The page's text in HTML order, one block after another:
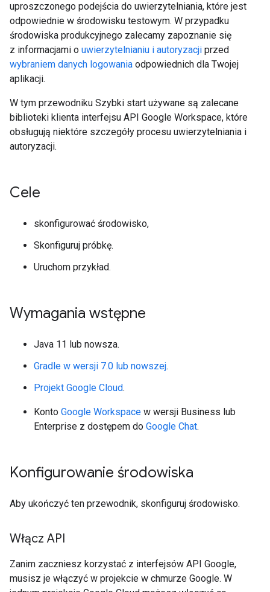
uproszczonego podejścia do uwierzytelniania, które jest
odpowiednie w środowisku testowym. W przypadku
środowiska produkcyjnego zalecamy zapoznanie się
z informacjami o uwierzytelnianiu i autoryzacji przed
wybraniem danych logowania odpowiednich dla Twojej
aplikacji.
W tym przewodniku Szybki start używane są zalecane
biblioteki klienta interfejsu API Google Workspace, które
obsługują niektóre szczegóły procesu uwierzytelniania i
autoryzacji.
Cele
skonfigurować środowisko,
Skonfiguruj próbkę.
Uruchom przykład.
Wymagania wstępne
Java 11 lub nowsza.
Gradle w wersji 7.0 lub nowszej.
Projekt Google Cloud.
Konto Google Workspace w wersji Business lub
Enterprise z dostępem do Google Chat.
Konfigurowanie środowiska
Aby ukończyć ten przewodnik, skonfiguruj środowisko.
Włącz API
Zanim zaczniesz korzystać z interfejsów API Google,
musisz je włączyć w projekcie w chmurze Google. W